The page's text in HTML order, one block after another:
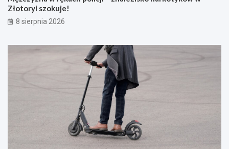
Złotoryi szokuje!
8 sierpnia 2026